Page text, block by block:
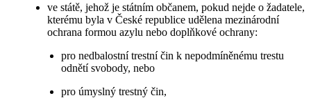
ve státě, jehož je státním občanem, pokud nejde o žadatele,
kterému byla v České republice udělena mezinárodní
ochrana formou azylu nebo doplňkové ochrany:
pro nedbalostní trestní čin k nepodmíněnému trestu
odnětí svobody, nebo
pro úmyslný trestný čin,